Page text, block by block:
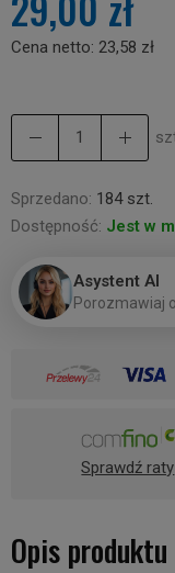
Cena netto: 23,58 zł
Sprzedano: 184 szt.
Dostępność: Jest w
Asystent AI
Porozmawiaj o
Sprawdź raty
Opis produktu